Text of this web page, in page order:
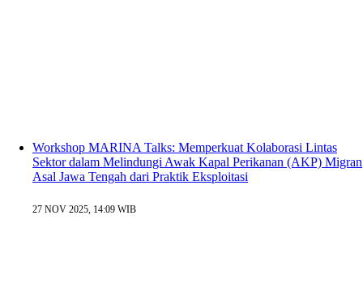
Workshop MARINA Talks: Memperkuat Kolaborasi Lintas
Sektor dalam Melindungi Awak Kapal Perikanan (AKP) Migran
Asal Jawa Tengah dari Praktik Eksploitasi
27 NOV 2025, 14:09 WIB